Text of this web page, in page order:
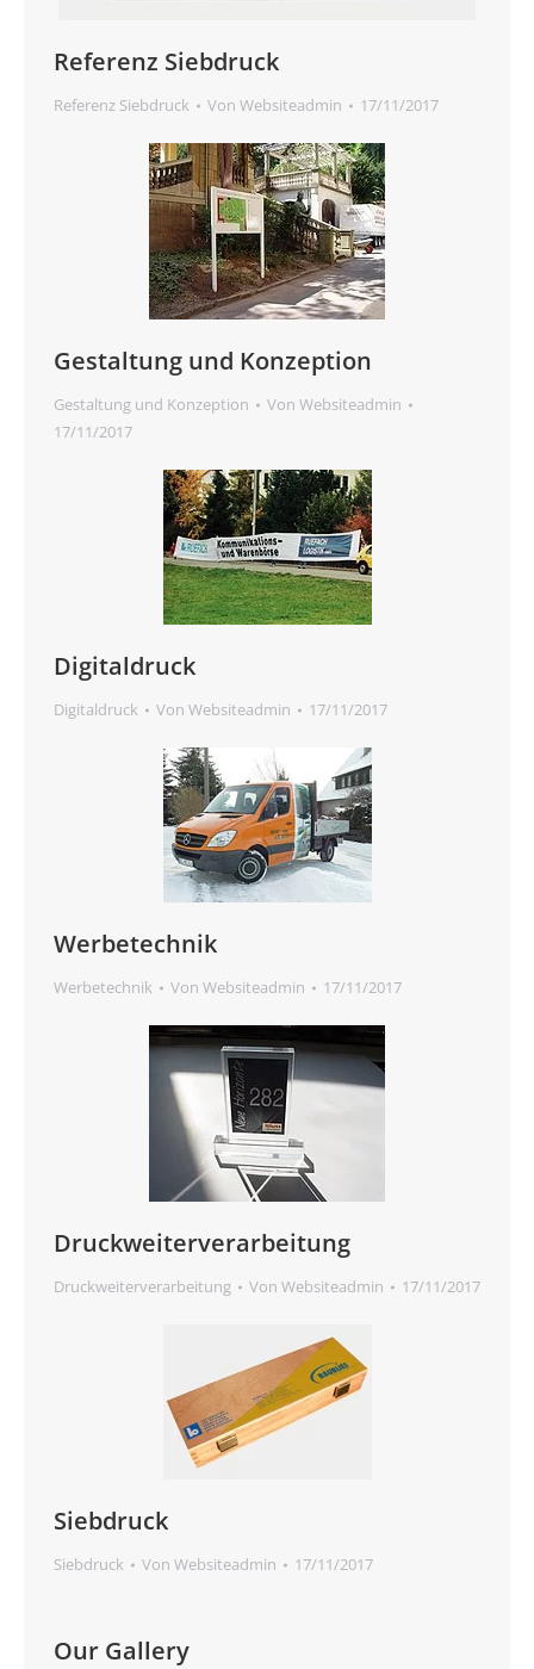
Referenz Siebdruck
Referenz Siebdruck Von Websiteadmin 17/11/2017
Gestaltung und Konzeption
Gestaltung und Konzeption Von Websiteadmin
17/11/2017
Digitaldruck
Digitaldruck Von Websiteadmin 17/11/2017
Werbetechnik
Werbetechnik Von Websiteadmin 17/11/2017
Druckweiterverarbeitung
Druckweiterverarbeitung Von Websiteadmin 17/11/2017
Siebdruck
Siebdruck Von Websiteadmin 17/11/2017
Our Gallery